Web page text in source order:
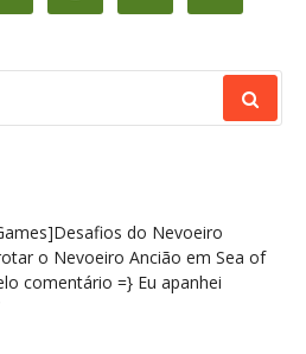
do Nevoeiro
o Nevoeiro Ancião em Sea of
comentário =} Eu apanhei